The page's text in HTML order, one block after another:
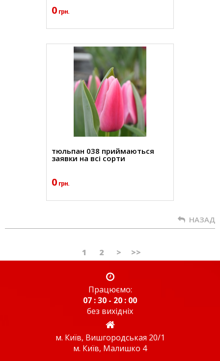
0 грн.
тюльпан 038 приймаються
заявки на всі сорти
0 грн.
НАЗАД
1 2 > >>
Працюємо:
07 : 30 - 20 : 00
без вихідніх
м. Київ, Вишгородськая 20/1
м. Київ, Малишко 4